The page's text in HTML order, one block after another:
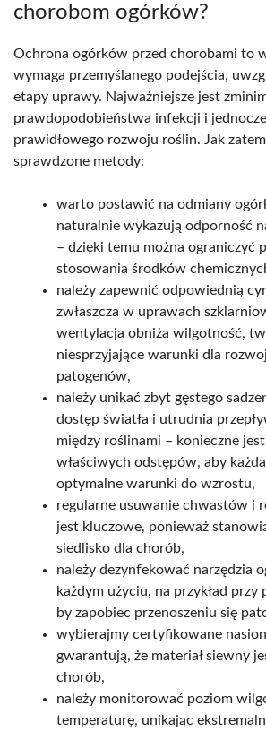
chorobom ogórków?
Ochrona ogórków przed chorobami to
wymaga przemyślanego podejścia,
etapy uprawy. Najważniejsze jest
prawdopodobieństwa infekcji i
prawidłowego rozwoju roślin. Jak
sprawdzone metody:
warto postawić na odmiany
naturalnie wykazują odporność
– dzięki temu można ograniczyć
stosowania środków
należy zapewnić odpowiednią
zwłaszcza w uprawach
wentylacja obniża wilgotność,
niesprzyjające warunki dla
patogenów,
należy unikać zbyt gęstego
dostęp światła i utrudnia
między roślinami – konieczne
właściwych odstępów, aby
optymalne warunki do wzrostu,
regularne usuwanie chwastów i
jest kluczowe, ponieważ
siedlisko dla chorób,
należy dezynfekować narzędzia
każdym użyciu, na przykład przy
by zapobiec przenoszeniu się
wybierajmy certyfikowane
gwarantują, że materiał siewny
chorób,
należy monitorować poziom
temperaturę, unikając